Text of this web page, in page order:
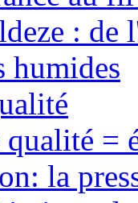
: de
humides
qualité =
la